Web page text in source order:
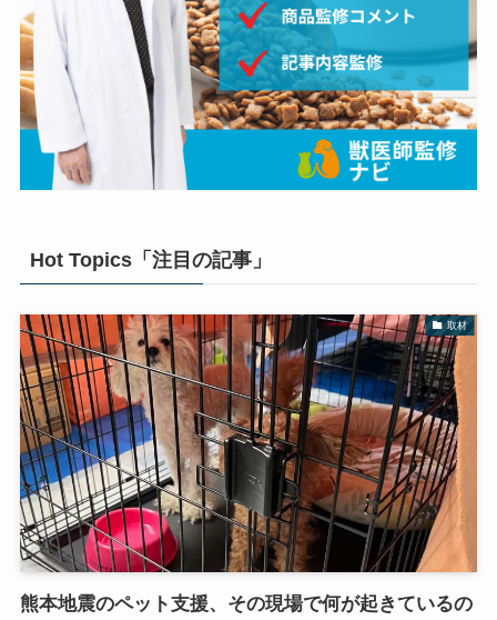
Hot Topics「注目の記事」
取材
熊本地震のペット支援、その現場で何が起きているの